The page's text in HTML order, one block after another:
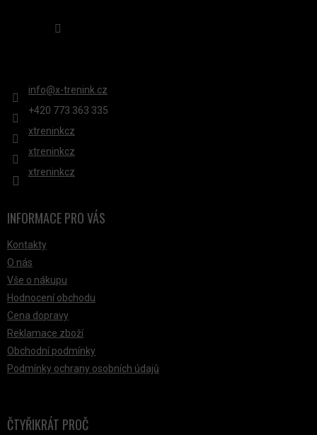
info@x-trenink.cz
+420 ‭773 363 335
xtreninkcz
xtreninkcz
xtreninkcz
INFORMACE PRO VÁS
Kontakty
O nás
Vše o nákupu
Hodnocení obchodu
Cena dopravy
Reklamace zboží
Obchodní podmínky
Podmínky ochrany osobních údajů
ČTYŘIKRÁT PROČ